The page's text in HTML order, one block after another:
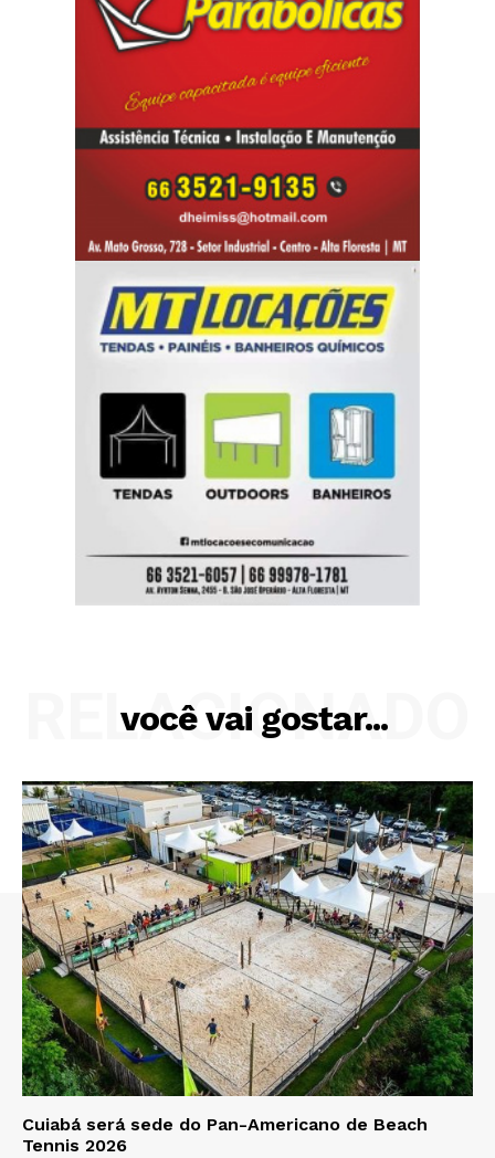
você vai gostar...
RELACIONADO
Cuiabá será sede do Pan-Americano de Beach
Tennis 2026